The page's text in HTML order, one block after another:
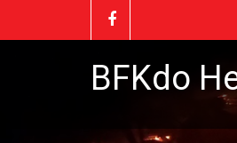
BFKdo